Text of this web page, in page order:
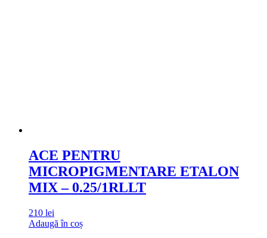
ACE PENTRU
MICROPIGMENTARE ETALON
MIX – 0.25/1RLLT
210 lei
Adaugă în coș